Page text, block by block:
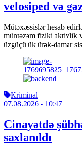
velosiped və
Mütəxəssislər hesab
müntəzəm fiziki aktivlik
üzgüçülük ürək-damar
Kriminal
07.08.2026 - 10:47
Cinayətdə
saxlanıldı